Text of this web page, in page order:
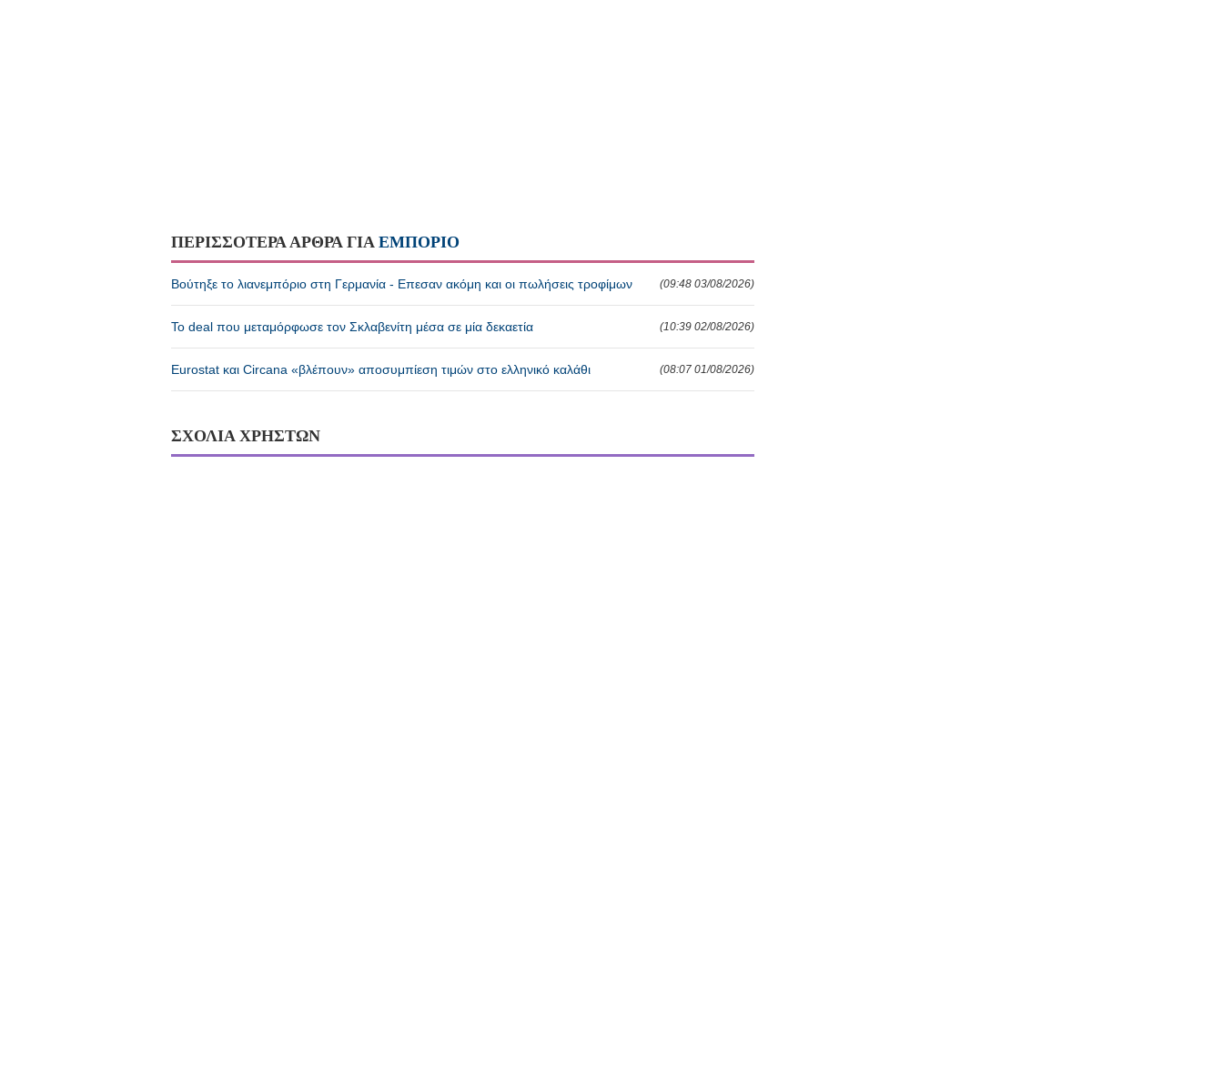
ΠΕΡΙΣΣΟΤΕΡΑ ΑΡΘΡΑ ΓΙΑ ΕΜΠΟΡΙΟ
Βούτηξε το λιανεμπόριο στη Γερμανία - Επεσαν ακόμη και οι πωλήσεις τροφίμων (09:48 03/08/2026)
Το deal που μεταμόρφωσε τον Σκλαβενίτη μέσα σε μία δεκαετία (10:39 02/08/2026)
Eurostat και Circana «βλέπουν» αποσυμπίεση τιμών στο ελληνικό καλάθι (08:07 01/08/2026)
ΣΧΟΛΙΑ ΧΡΗΣΤΩΝ